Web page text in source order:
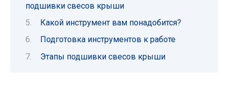
подшивки свесов крыши
Какой инструмент вам понадобится?
Подготовка инструментов к работе
Этапы подшивки свесов крыши